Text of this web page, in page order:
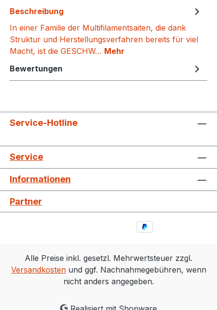
Beschreibung
In einer Familie der Multifilamentsaiten, die dank
Struktur und Herstellungsverfahren bereits für viel
Macht, ist die GESCHW… Mehr
Bewertungen
Service-Hotline
Service
Informationen
Partner
Alle Preise inkl. gesetzl. Mehrwertsteuer zzgl.
Versandkostenund ggf. Nachnahmegebühren, wenn
nicht anders angegeben.